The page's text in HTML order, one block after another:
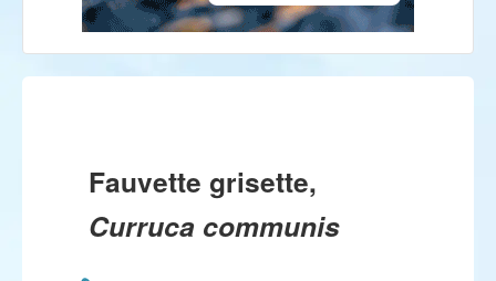
Fauvette grisette,
Curruca communis